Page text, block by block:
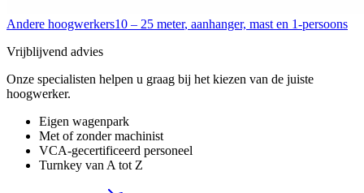
Andere hoogwerkers10 – 25 meter, aanhanger, mast en 1-persoons
Vrijblijvend advies
Onze specialisten helpen u graag bij het kiezen van de juiste
hoogwerker.
Eigen wagenpark
Met of zonder machinist
VCA-gecertificeerd personeel
Turnkey van A tot Z